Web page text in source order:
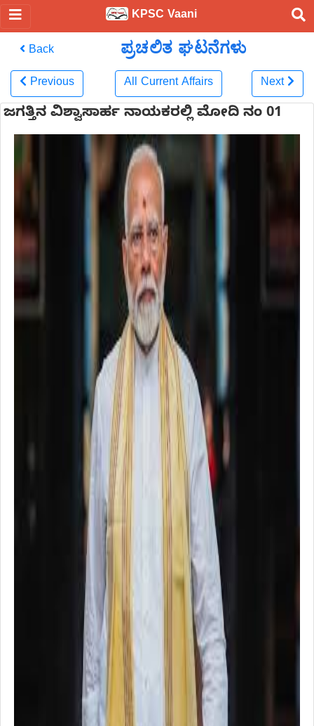
KPSC Vaani
Back ಪ್ರಚಲಿತ ಘಟನೆಗಳು
Previous All Current Affairs Next
ಜಗತ್ತಿನ ವಿಶ್ವಾಸಾರ್ಹ ನಾಯಕರಲ್ಲಿ ಮೋದಿ ನಂ 01